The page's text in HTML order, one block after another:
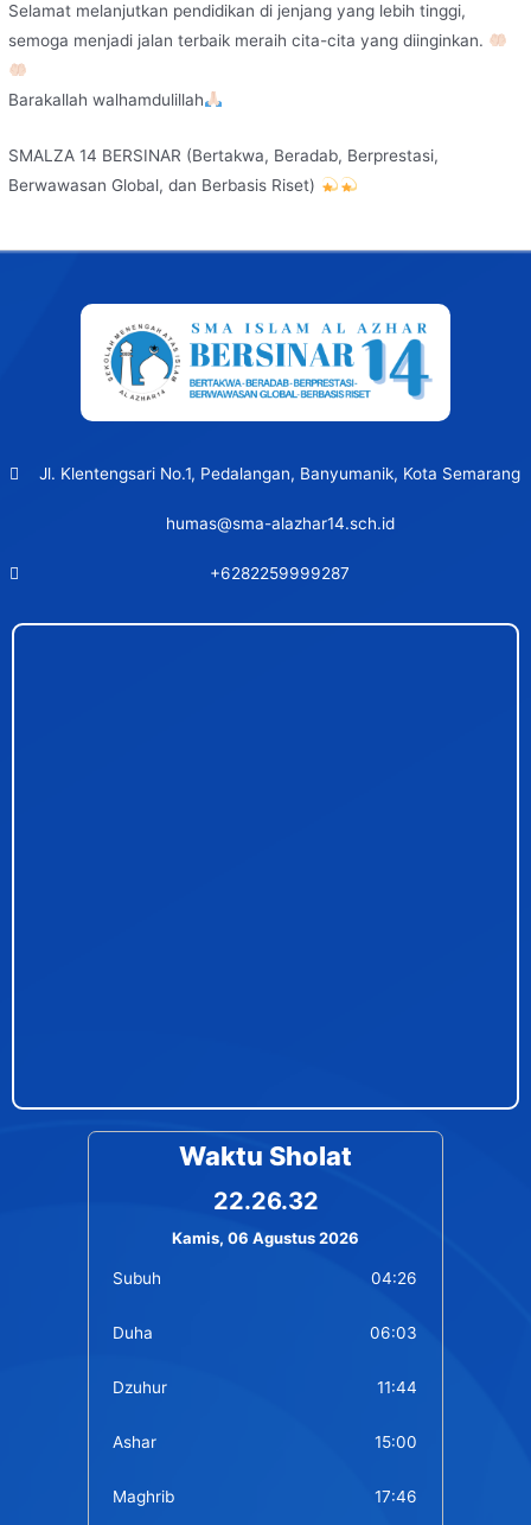
Selamat melanjutkan pendidikan di jenjang yang lebih tinggi,
semoga menjadi jalan terbaik meraih cita-cita yang diinginkan.
Barakallah walhamdulillah
SMALZA 14 BERSINAR (Bertakwa, Beradab, Berprestasi,
Berwawasan Global, dan Berbasis Riset)
Jl. Klentengsari No.1, Pedalangan, Banyumanik, Kota Semarang
humas@sma-alazhar14.sch.id
+6282259999287
Waktu Sholat
22.26.33
Kamis, 06 Agustus 2026
Subuh 04:26
Duha 06:03
Dzuhur 11:44
Ashar 15:00
Maghrib 17:46